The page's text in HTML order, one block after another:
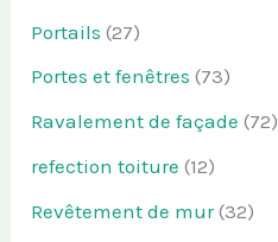
Portails (27)
Portes et fenêtres (73)
Ravalement de façade (72)
refection toiture (12)
Revêtement de mur(32)